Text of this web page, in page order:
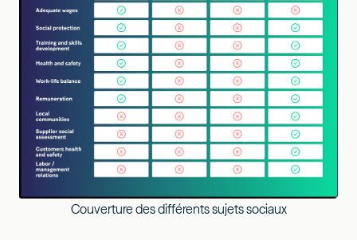
Couverture des différents sujets sociaux